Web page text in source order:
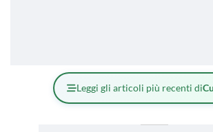
Leggi gli articoli più recenti di